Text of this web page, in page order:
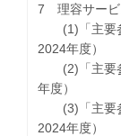
7 理容サービ
(1)「主要参
2024年度）
(2)「主要参
年度）
(3)「主要参
2024年度）